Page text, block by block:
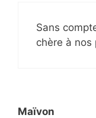
Sans
chère à nos
Maïvon